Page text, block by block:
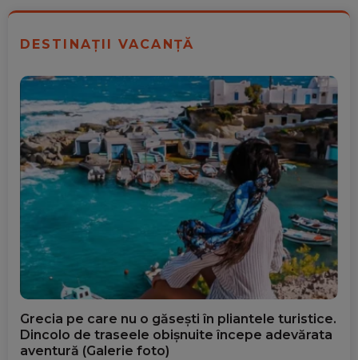
DESTINAȚII VACANȚĂ
Grecia pe care nu o găsești în pliantele turistice.
Dincolo de traseele obișnuite începe adevărata
aventură (Galerie foto)